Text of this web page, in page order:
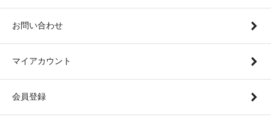
お問い合わせ
マイアカウント
会員登録